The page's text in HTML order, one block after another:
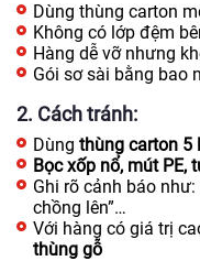
Dùng thùng carton
Không có lớp đệm
Hàng dễ vỡ nhưng
Gói sơ sài bằng bao
2. Cách tránh:
Dùng thùng carton 5
Bọc xốp nổ, mút PE,
Ghi rõ cảnh báo như:
chồng lên”…
Với hàng có giá trị
thùng gỗ